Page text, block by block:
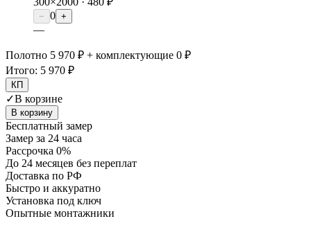
− 0 +
—
Полотно 5 970 ₽ + комплектующие 0 ₽
Итого: 5 970 ₽
КП
✓В корзине
В корзину
Бесплатный замер
Замер за 24 часа
Рассрочка 0%
До 24 месяцев без переплат
Доставка по РФ
Быстро и аккуратно
Установка под ключ
Опытные монтажники